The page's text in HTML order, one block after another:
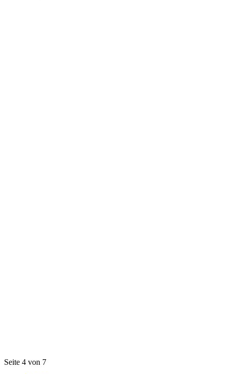
Seite 4 von 7